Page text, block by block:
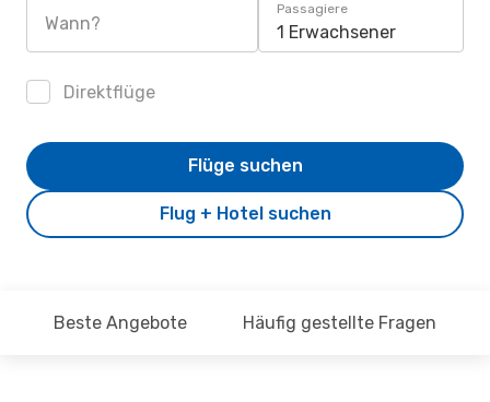
Wann?
Passagiere
1 Erwachsener
Direktflüge
Flug + Hotel suchen
Flüge suchen
Beste Angebote Häufig gestellte Fragen